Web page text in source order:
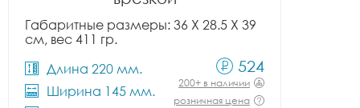
Габаритные размеры: 36 X 28.5 X 39
см, вес 411 гр.
Длина 220 мм.
Ширина 145 мм.
524
200+ в наличии
розничная цена